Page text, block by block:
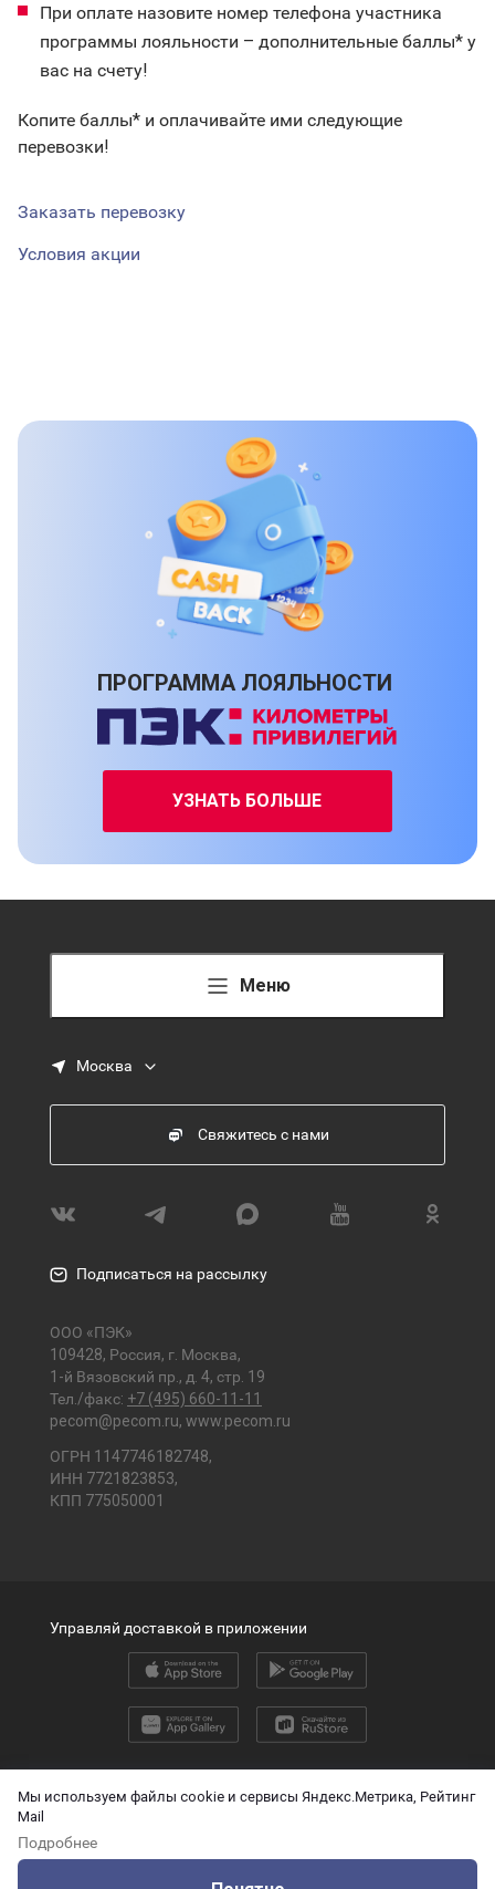
Мы используем файлы cookie и сервисы Яндекс.Метрика, Рейтинг
Mail
Подробнее
При оплате назовите номер телефона участника
программы лояльности – дополнительные баллы* у
вас на счету!
Копите баллы* и оплачивайте ими следующие
перевозки!
Заказать перевозку
Условия акции
ПРОГРАММА ЛОЯЛЬНОСТИ
УЗНАТЬ БОЛЬШЕ
Меню
Москва
Свяжитесь с нами
Подписаться на рассылку
ООО «ПЭК»
109428, Россия, г. Москва,
1-й Вязовский пр., д. 4, стр. 19
Тел./факс: +7 (495) 660-11-11
pecom@pecom.ru, www.pecom.ru
ОГРН 1147746182748,
ИНН 7721823853,
КПП 775050001
2026 © ООО «ПЭК»
О защите персональных данных
Управляй доставкой в приложении